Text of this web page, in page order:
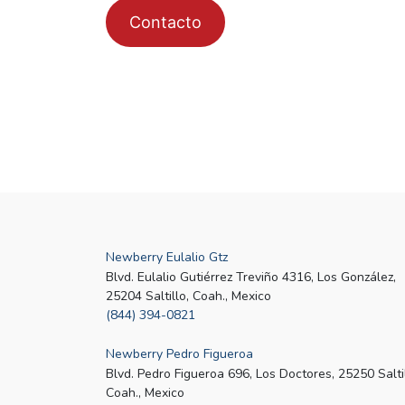
Contacto
Newberry Eulalio Gtz
Blvd. Eulalio Gutiérrez Treviño 4316, Los González,
25204 Saltillo, Coah., Mexico
(844) 394-0821
Newberry Pedro Figueroa
Blvd. Pedro Figueroa 696, Los Doctores, 25250
Coah., Mexico